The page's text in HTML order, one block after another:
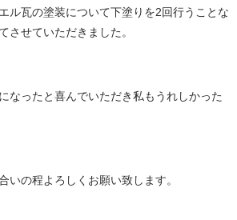
ル瓦の塗装について下塗りを2回行うことな
させていただきました。
なったと喜んでいただき私もうれしかった
いの程よろしくお願い致します。